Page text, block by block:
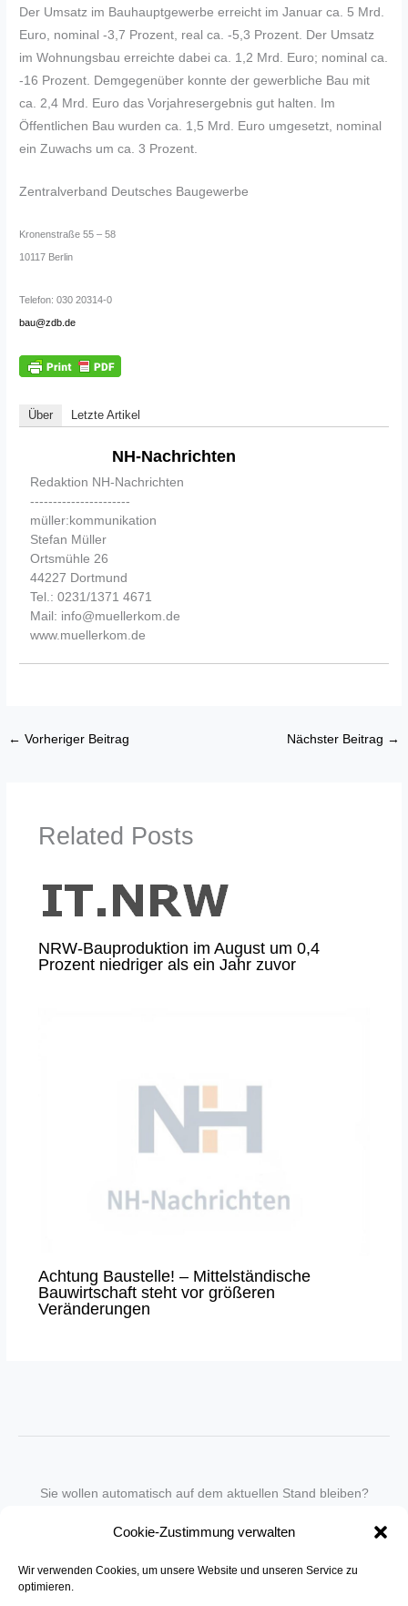
Cookie-Zustimmung verwalten
Wir verwenden Cookies, um unsere Website und unseren Service zu
optimieren.
Der Umsatz im Bauhauptgewerbe erreicht im Januar ca. 5 Mrd.
Euro, nominal -3,7 Prozent, real ca. -5,3 Prozent. Der Umsatz
im Wohnungsbau erreichte dabei ca. 1,2 Mrd. Euro; nominal ca.
-16 Prozent. Demgegenüber konnte der gewerbliche Bau mit
ca. 2,4 Mrd. Euro das Vorjahresergebnis gut halten. Im
Öffentlichen Bau wurden ca. 1,5 Mrd. Euro umgesetzt, nominal
ein Zuwachs um ca. 3 Prozent.
Zentralverband Deutsches Baugewerbe
Kronenstraße 55 – 58
10117 Berlin
Telefon: 030 20314-0
bau@zdb.de
Über Letzte Artikel
NH-Nachrichten
Redaktion NH-Nachrichten
----------------------
müller:kommunikation
Stefan Müller
Ortsmühle 26
44227 Dortmund
Tel.: 0231/1371 4671
Mail: info@muellerkom.de
www.muellerkom.de
← Vorheriger Beitrag Nächster Beitrag →
Related Posts
NRW-Bauproduktion im August um 0,4
Prozent niedriger als ein Jahr zuvor
Achtung Baustelle! – Mittelständische
Bauwirtschaft steht vor größeren
Veränderungen
Sie wollen automatisch auf dem aktuellen Stand bleiben?
in unseren Newsletter-Service auf.
Senden Sie für ein Angebot einfach eine